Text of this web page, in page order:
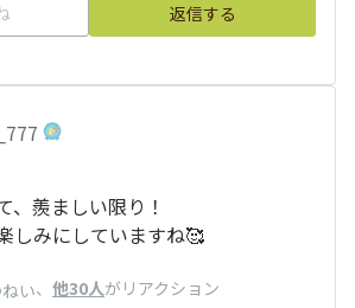
返信する
、羨ましい限り！
しみにしていますね🥰
い、 他30人がリアクション